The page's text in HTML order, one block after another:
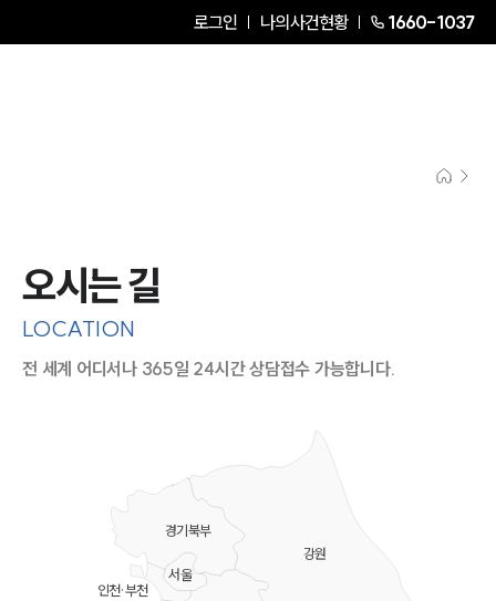
로그인 나의사건현황 1660-1037
오시는 길
LOCATION
전 세계 어디서나 365일 24시간 상담접수 가능합니다.
강원
경기북부
서울
인천·부천